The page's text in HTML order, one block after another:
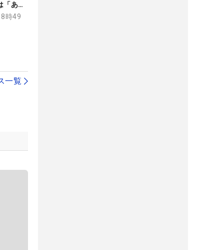
あっ
時49
一覧